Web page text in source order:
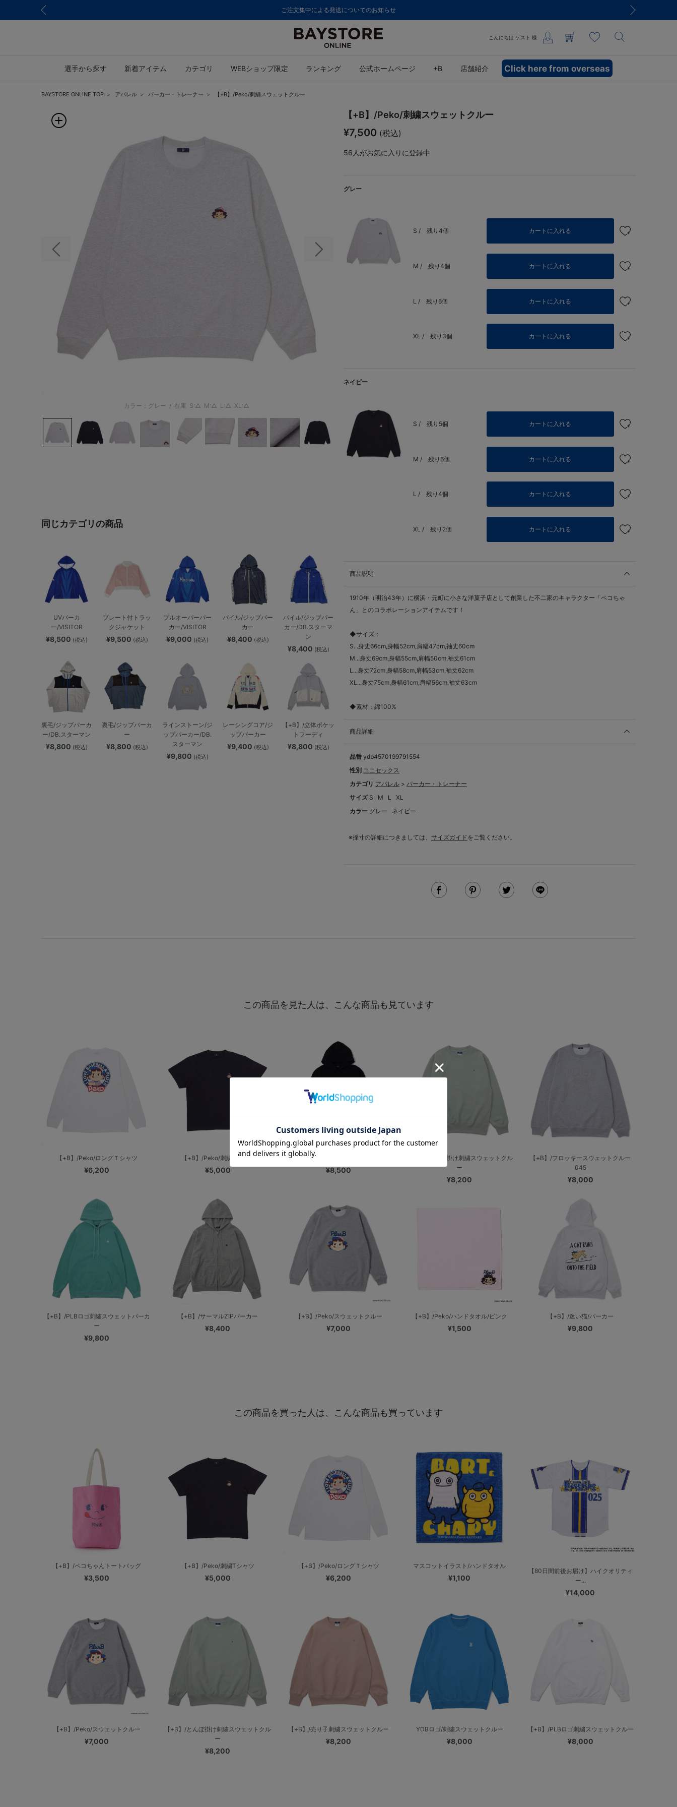
8,000円(税込)以上のご購入で送料無料
こんにちは ゲスト 様
選手から探す 新着アイテム カテゴリ WEBショップ限定 ランキング 公式ホームページ +B 店舗紹介 Click here from overseas
BAYSTORE ONLINE TOP アパレル パーカー・トレーナー 【+B】/Peko/刺繍スウェットクルー
前の画像 次の画像
カラー：グレー / 在庫 S:△ M:△ L:△ XL:△
同じカテゴリの商品
UVパーカ
ー/VISITOR
¥8,500 (税込)
プレート付トラッ
クジャケット
¥9,500 (税込)
プルオーバーパー
カー/VISITOR
¥9,000 (税込)
パイル/ジップパー
カー
¥8,400 (税込)
パイル/ジップパー
カー/DB.スターマ
ン
¥8,400 (税込)
裏毛/ジップパーカ
ー/DB.スターマン
¥8,800 (税込)
裏毛/ジップパーカ
ー
¥8,800 (税込)
ラインストーン/ジ
ップパーカー/DB.
スターマン
¥9,800 (税込)
レーシングコア/ジ
ップパーカー
¥9,400 (税込)
【+B】/立体ポケッ
トフーディ
¥8,800 (税込)
【+B】/Peko/刺繍スウェットクルー
¥7,500 (税込)
56 人がお気に入りに登録中
グレー
S / 残り4個 カートに入れる
M / 残り4個 カートに入れる
L / 残り6個 カートに入れる
XL / 残り3個 カートに入れる
ネイビー
S / 残り5個 カートに入れる
M / 残り6個 カートに入れる
L / 残り4個 カートに入れる
XL / 残り2個 カートに入れる
商品説明
1910年（明治43年）に横浜・元町に小さな洋菓子店として創業した不二家のキャラクター「ペコちゃ
ん」とのコラボレーションアイテムです！
◆サイズ：
S...身丈66cm,身幅52cm,肩幅47cm,袖丈60cm
M...身丈69cm,身幅55cm,肩幅50cm,袖丈61cm
L...身丈72cm,身幅58cm,肩幅53cm,袖丈62cm
XL...身丈75cm,身幅61cm,肩幅56cm,袖丈63cm
◆素材：綿100%
商品詳細
品番 ydb4570199791554
性別 ユニセックス
カテゴリ アパレル > パーカー・トレーナー
サイズ S M L
XL
カラー グレー ネイビー
※採寸の詳細につきましては、 サイズガイドをご覧ください。
この商品を見た人は、こんな商品も見ています
【+B】/Peko/ロングＴシャツ
¥6,200
【+B】/Peko/刺繍Tシャツ
¥5,000
【+B】/Peko/プルオーバーパーカー
¥8,500
【+B】/とんぼ掛け刺繍スウェットクル
ー
¥8,200
【+B】/フロッキースウェットクルー
045
¥8,000
【+B】/PLBロゴ刺繍スウェットパーカ
ー
¥9,800
【+B】/サーマルZIPパーカー
¥8,400
【+B】/Peko/スウェットクルー
¥7,000
【+B】/Peko/ハンドタオル/ピンク
¥1,500
【+B】/迷い猫/パーカー
¥9,800
この商品を買った人は、こんな商品も買っています
【+B】/ペコちゃんトートバッグ
¥3,500
【+B】/Peko/刺繍Tシャツ
¥5,000
【+B】/Peko/ロングＴシャツ
¥6,200
マスコットイラスト/ハンドタオル
¥1,100
【80日間前後お届け】ハイクオリティ
ー...
¥14,000
【+B】/Peko/スウェットクルー
¥7,000
【+B】/とんぼ掛け刺繍スウェットクル
ー
¥8,200
【+B】/売り子刺繍スウェットクルー
¥8,200
YDBロゴ/刺繍スウェットクルー
¥8,000
【+B】/PLBロゴ刺繍スウェットクルー
¥8,000